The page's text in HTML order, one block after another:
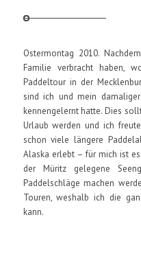
Ostermontag 2010.
Familie verbracht haben,
Paddeltour in der
sind ich und mein
kennengelernt hatte. Dies
Urlaub werden und ich
schon viele längere
Alaska erlebt – für mich ist
der Müritz gelegene
Paddelschläge machen
Touren, weshalb ich die
kann.